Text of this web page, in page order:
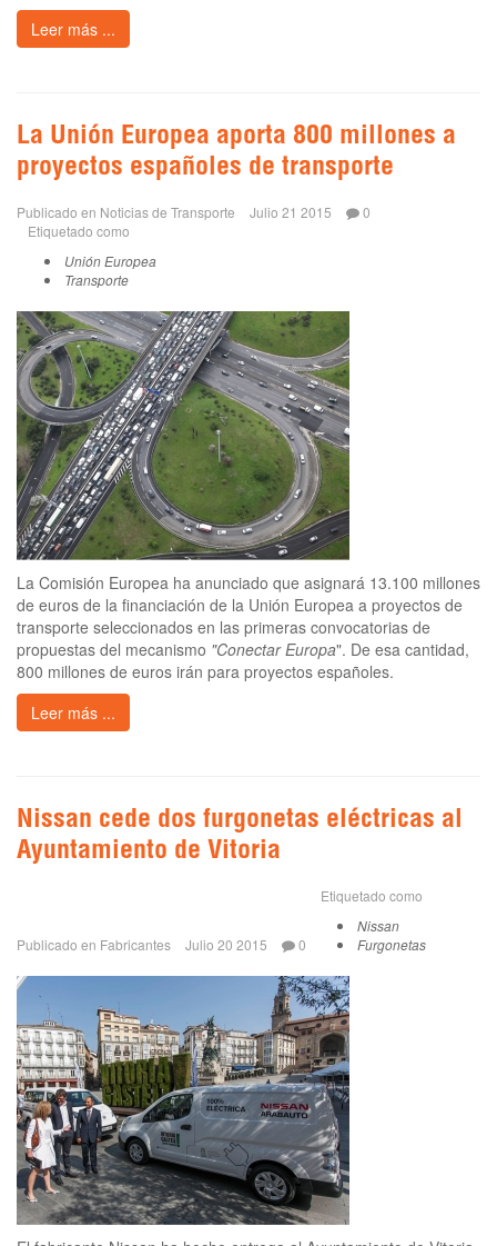
Leer más ...
La Unión Europea aporta 800 millones a
proyectos españoles de transporte
Publicado en Noticias de Transporte Julio 21 2015
0
Etiquetado como
Unión Europea
Transporte
La Comisión Europea ha anunciado que asignará 13.100 millones
de euros de la financiación de la Unión Europea a proyectos de
transporte seleccionados en las primeras convocatorias de
propuestas del mecanismo "Conectar Europa". De esa cantidad,
800 millones de euros irán para proyectos españoles.
Leer más ...
Nissan cede dos furgonetas eléctricas al
Ayuntamiento de Vitoria
Publicado en Fabricantes Julio 20 2015 0
Etiquetado como
Nissan
Furgonetas